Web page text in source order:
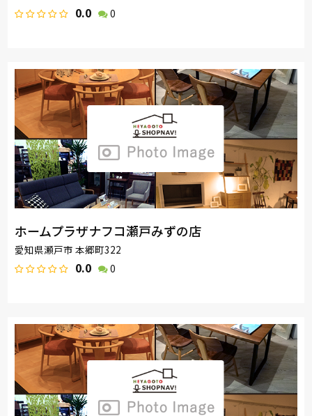
0.0 0
ホームプラザナフコ瀬戸みずの店
愛知県瀬戸市 本郷町322
0.0 0